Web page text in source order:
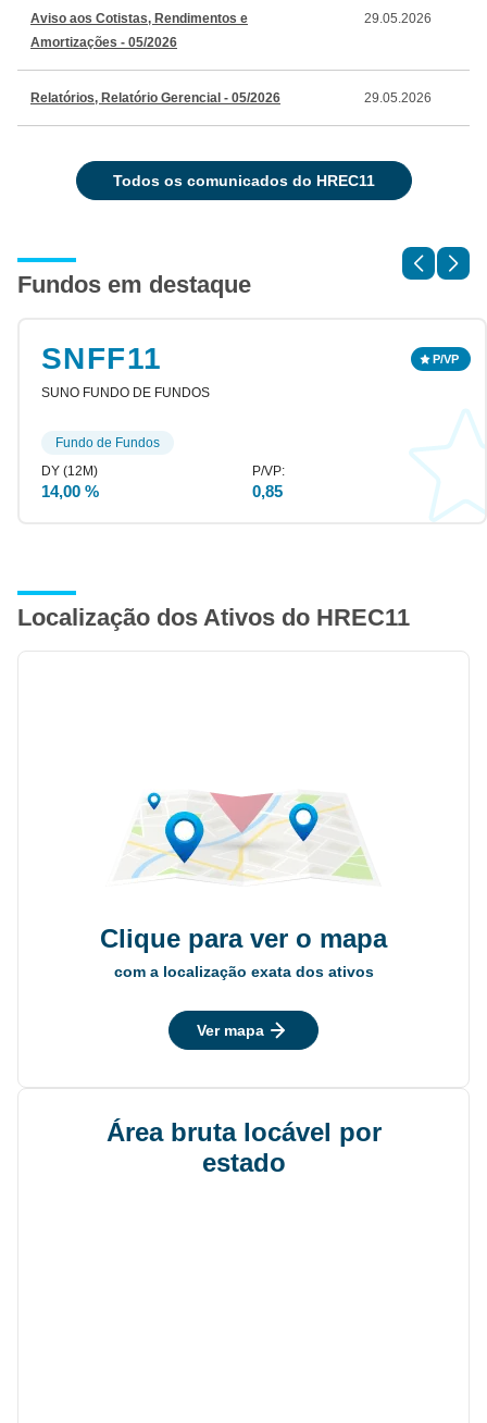
Aviso aos Cotistas, Rendimentos e
Amortizações - 05/2026
29.05.2026
Relatórios, Relatório Gerencial - 05/2026 29.05.2026
todos os comunicados do HREC11
Fundos em destaque
SNFF11
SUNO FUNDO DE FUNDOS
14,00 % 0,85
Fundo de Fundos
Localização dos Ativos do HREC11
Clique para ver o mapa
com a localização exata dos ativos
Ver mapa
Área bruta locável por
estado